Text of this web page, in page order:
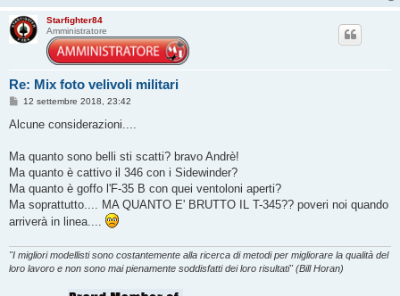
Starfighter84
Amministratore
Re: Mix foto velivoli militari
M
s
g
i
o
12 settembre 2018, 23:42
Alcune considerazioni....
Ma quanto sono belli sti scatti? bravo Andrè!
Ma quanto è cattivo il 346 con i Sidewinder?
Ma quanto è goffo l'F-35 B con quei ventoloni aperti?
Ma soprattutto.... MA QUANTO E' BRUTTO IL T-345?? poveri noi quando
arriverà in linea....
"I migliori modellisti sono costantemente alla ricerca di metodi per migliorare la qualità del
loro lavoro e non sono mai pienamente soddisfatti dei loro risultati" (Bill Horan)